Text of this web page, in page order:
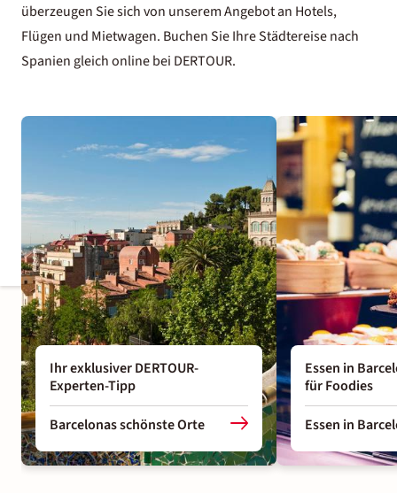
überzeugen Sie sich von unserem Angebot an Hotels,
Flügen und Mietwagen. Buchen Sie Ihre Städtereise nach
Spanien gleich online bei DERTOUR.
Ihr exklusiver DERTOUR-
Experten-Tipp
Barcelonas schönste Orte
Essen in
für Foodies
Essen in